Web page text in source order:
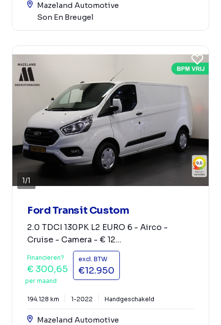
Mazeland Automotive
Son En Breugel
1/1
Ford Transit Custom
2.0 TDCI 130PK L2 EURO 6 - Airco -
Cruise - Camera - € 12...
Financieren?
€ 300,65
per maand
excl. BTW
€12.950
194.128 km 1-2022 Handgeschakeld
Mazeland Automotive